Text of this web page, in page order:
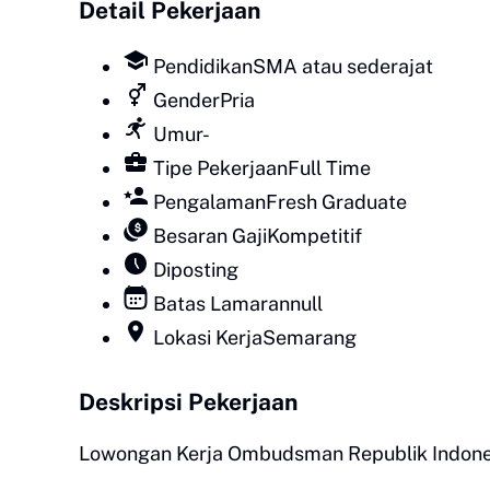
Detail Pekerjaan
PendidikanSMA atau sederajat
GenderPria
Umur-
Tipe PekerjaanFull Time
PengalamanFresh Graduate
Besaran GajiKompetitif
Diposting
Batas Lamarannull
Lokasi KerjaSemarang
Deskripsi Pekerjaan
Lowongan Kerja Ombudsman Republik